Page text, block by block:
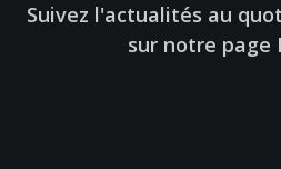
Suivez l'actualités au
sur notre page